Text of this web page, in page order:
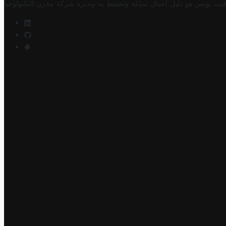
تونس هو دليل أعمال تملكه وتحتفظ به وتديره شركة مخزن التكنولوجيا